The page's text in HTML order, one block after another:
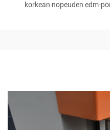
korkean nopeuden edm-